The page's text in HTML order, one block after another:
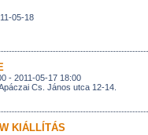
05-18
- 2011-05-17 18:00
Cs. János utca 12-14.
KIÁLLÍTÁS